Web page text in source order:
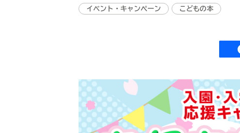
イベント・キャンペーン こどもの本